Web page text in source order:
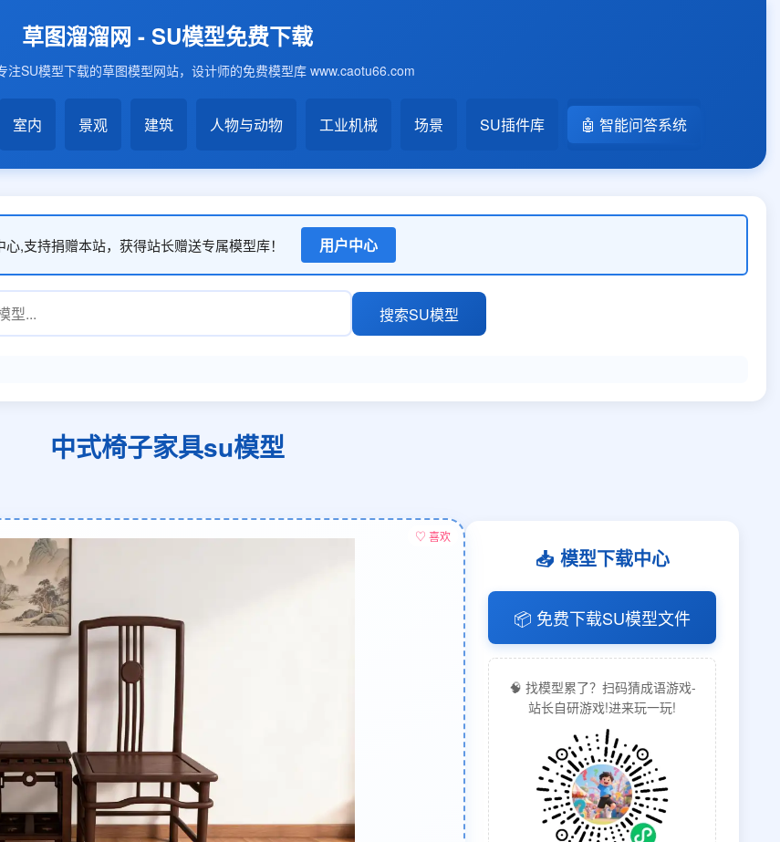
草图溜溜网 - SU模型免费下载
注SU模型下载的草图模型网站，设计师的免费模型库 www.caotu66.com
室内 景观 建筑 人物与动物 工业机械 场景 SU插件库 🤖 智能问答系统
,支持捐赠本站，获得站长赠送专属模型库！ 用户中心
搜索SU模型
中式椅子家具su模型
♡ 喜欢
📥 模型下载中心
📦 免费下载SU模型文件
🧠 找模型累了？扫码猜成语游戏-
站长自研游戏!进来玩一玩!